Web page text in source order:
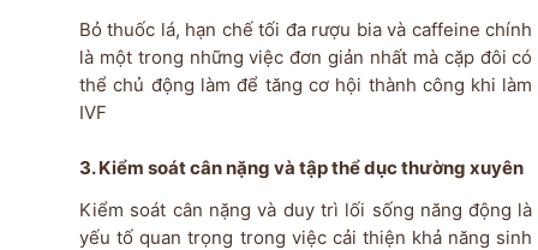
Bỏ thuốc lá, hạn chế tối đa rượu bia và caffeine chính
là một trong những việc đơn giản nhất mà cặp đôi có
thể chủ động làm để tăng cơ hội thành công khi làm
IVF
3. Kiểm soát cân nặng và tập thể dục thường xuyên
Kiểm soát cân nặng và duy trì lối sống năng động là
yếu tố quan trọng trong việc cải thiện khả năng sinh